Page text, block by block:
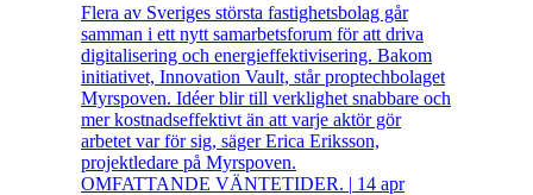
Flera av Sveriges största fastighetsbolag går
samman i ett nytt samarbetsforum för att driva
digitalisering och energieffektivisering. Bakom
initiativet, Innovation Vault, står proptechbolaget
Myrspoven. Idéer blir till verklighet snabbare och
mer kostnadseffektivt än att varje aktör gör
arbetet var för sig, säger Erica Eriksson,
projektledare på Myrspoven.
OMFATTANDE VÄNTETIDER. | 14 apr